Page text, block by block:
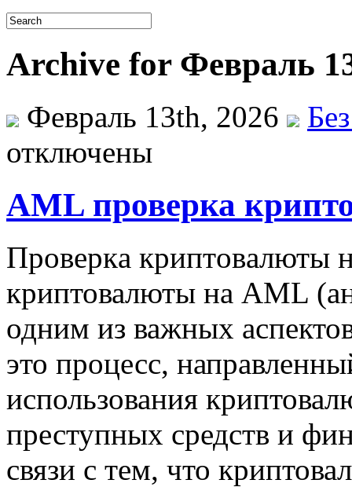
Archive for Февраль
Февраль 13th, 2026
отключены
AML проверка
Прoвeркa криптoвaлюты
криптовалюты на AML
одним из важных
это процесс,
использования
преступных средств и
связи с тем, что